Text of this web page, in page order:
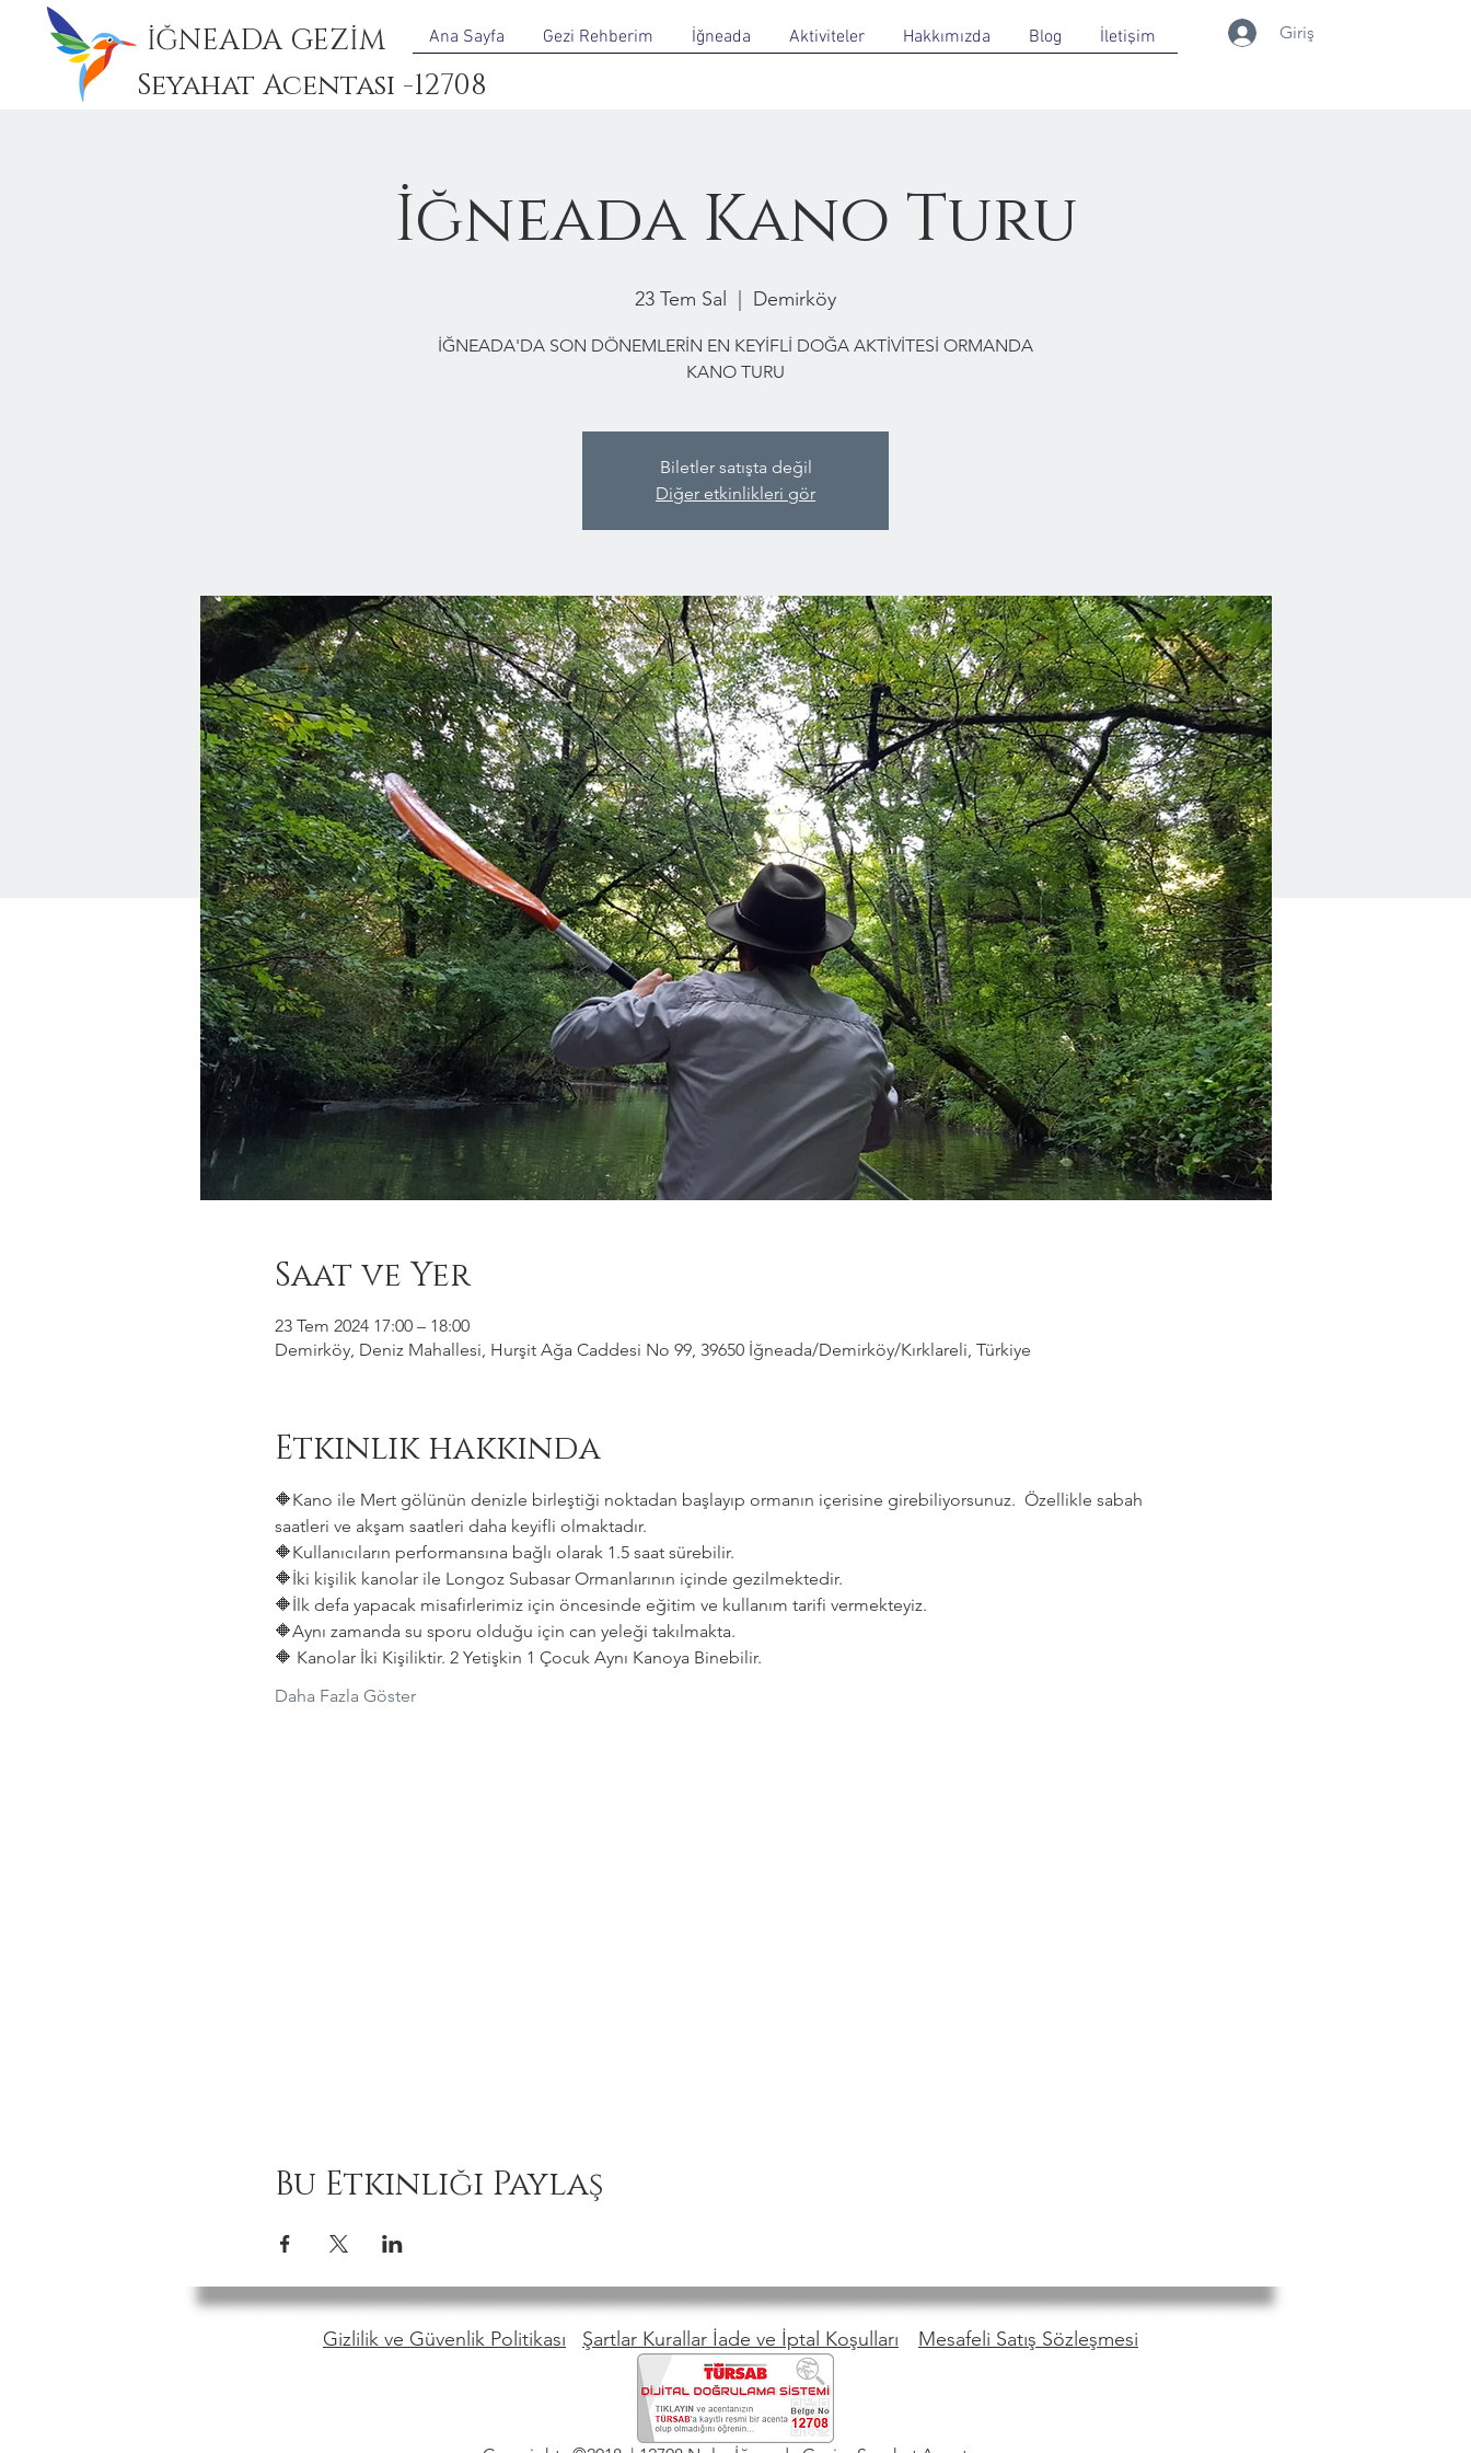
İĞNEADA GEZİM
Seyahat Acentası -12708
Ana Sayfa Gezi Rehberim İğneada Aktiviteler Hakkımızda Blog İletişim Giriş
İğneada Kano Turu
23 Tem Sal Demirköy
İĞNEADA'DA SON DÖNEMLERİN EN KEYİFLİ DOĞA AKTİVİTESİ ORMANDA
KANO TURU
Biletler satışta değil
Diğer etkinlikleri gör
Saat ve Yer
23 Tem 2024 17:00 – 18:00
Demirköy, Deniz Mahallesi, Hurşit Ağa Caddesi No 99, 39650 İğneada/Demirköy/Kırklareli, Türkiye
Etkinlik hakkında
🔶Kano ile Mert gölünün denizle birleştiği noktadan başlayıp ormanın içerisine girebiliyorsunuz.  Özellikle sabah
saatleri ve akşam saatleri daha keyifli olmaktadır.
🔶Kullanıcıların performansına bağlı olarak 1.5 saat sürebilir.
🔶İki kişilik kanolar ile Longoz Subasar Ormanlarının içinde gezilmektedir.
🔶İlk defa yapacak misafirlerimiz için öncesinde eğitim ve kullanım tarifi vermekteyiz.
🔶Aynı zamanda su sporu olduğu için can yeleği takılmakta.
🔶 Kanolar İki Kişiliktir. 2 Yetişkin 1 Çocuk Aynı Kanoya Binebilir.
Daha Fazla Göster
Bu Etkinliği Paylaş
Gizlilik ve Güvenlik Politikası Şartlar Kurallar İade ve İptal Koşulları Mesafeli Satış Sözleşmesi